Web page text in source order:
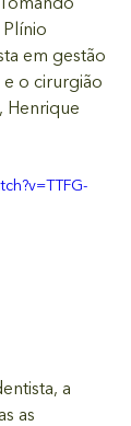
em gestão
o cirurgião
Henrique
a
as